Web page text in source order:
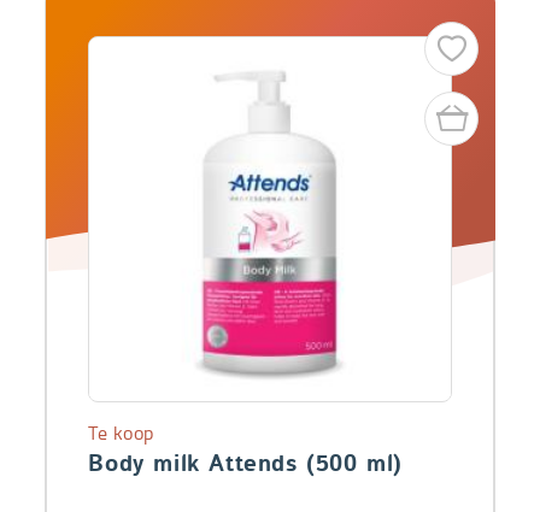
Body milk Attends (500 ml)
Te koop